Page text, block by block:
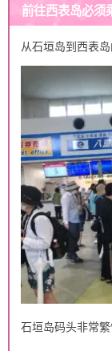
前往西表岛必须
从石垣岛到西表
石垣岛码头非常